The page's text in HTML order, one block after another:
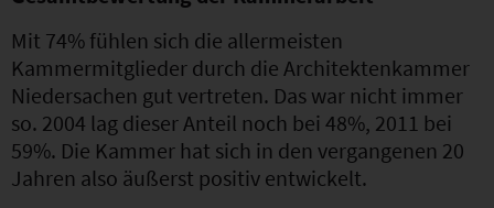
Mit 74% fühlen sich die allermeisten
Kammermitglieder durch die Architektenkammer
Niedersachen gut vertreten. Das war nicht immer
so. 2004 lag dieser Anteil noch bei 48%, 2011 bei
59%. Die Kammer hat sich in den vergangenen 20
Jahren also äußerst positiv entwickelt.